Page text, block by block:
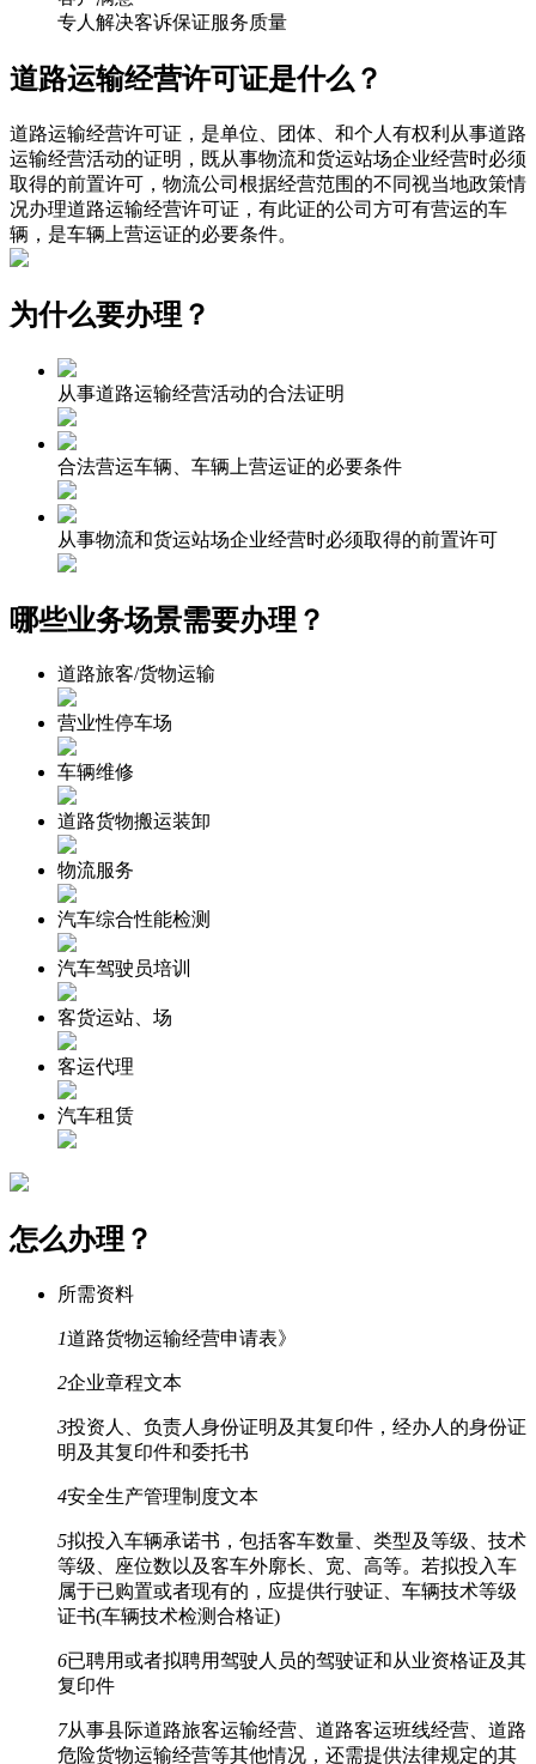
专人解决客诉保证服务质量
道路运输经营许可证是什么？
道路运输经营许可证，是单位、团体、和个人有权利从事道路
运输经营活动的证明，既从事物流和货运站场企业经营时必须
取得的前置许可，物流公司根据经营范围的不同视当地政策情
况办理道路运输经营许可证，有此证的公司方可有营运的车
辆，是车辆上营运证的必要条件。
为什么要办理？
从事道路运输经营活动的合法证明
合法营运车辆、车辆上营运证的必要条件
从事物流和货运站场企业经营时必须取得的前置许可
哪些业务场景需要办理？
道路旅客/货物运输
营业性停车场
车辆维修
道路货物搬运装卸
物流服务
汽车综合性能检测
汽车驾驶员培训
客货运站、场
客运代理
汽车租赁
怎么办理？
所需资料
1道路货物运输经营申请表》
2企业章程文本
3投资人、负责人身份证明及其复印件，经办人的身份证
明及其复印件和委托书
4安全生产管理制度文本
5拟投入车辆承诺书，包括客车数量、类型及等级、技术
等级、座位数以及客车外廓长、宽、高等。若拟投入车
属于已购置或者现有的，应提供行驶证、车辆技术等级
证书(车辆技术检测合格证)
6已聘用或者拟聘用驾驶人员的驾驶证和从业资格证及其
复印件
7从事县际道路旅客运输经营、道路客运班线经营、道路
危险货物运输经营等其他情况，还需提供法律规定的其